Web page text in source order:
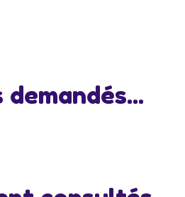
demandés...